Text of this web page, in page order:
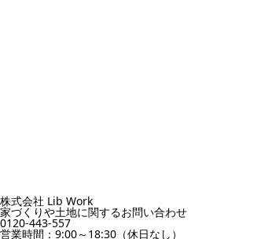
株式会社 Lib Work
家づくりや土地に関するお問い合わせ
0120-443-557
営業時間：9:00～18:30（休日なし）